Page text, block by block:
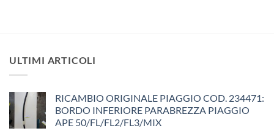
ULTIMI ARTICOLI
RICAMBIO ORIGINALE PIAGGIO COD. 234471:
BORDO INFERIORE PARABREZZA PIAGGIO
APE 50/FL/FL2/FL3/MIX